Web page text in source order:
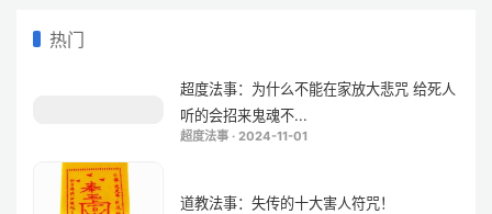
热门
超度法事：为什么不能在家放大悲咒 给死人
听的会招来鬼魂不...
超度法事 · 2024-11-01
道教法事：失传的十大害人符咒！